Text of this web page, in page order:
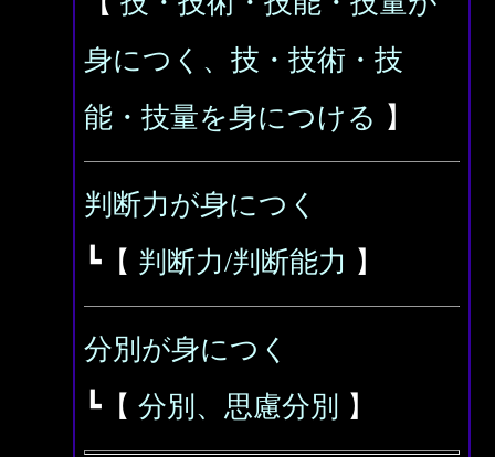
身につく、技・技術・技
能・技量を身につける 】
判断力が身につく
┗【 判断力/判断能力 】
分別が身につく
┗【 分別、思慮分別 】